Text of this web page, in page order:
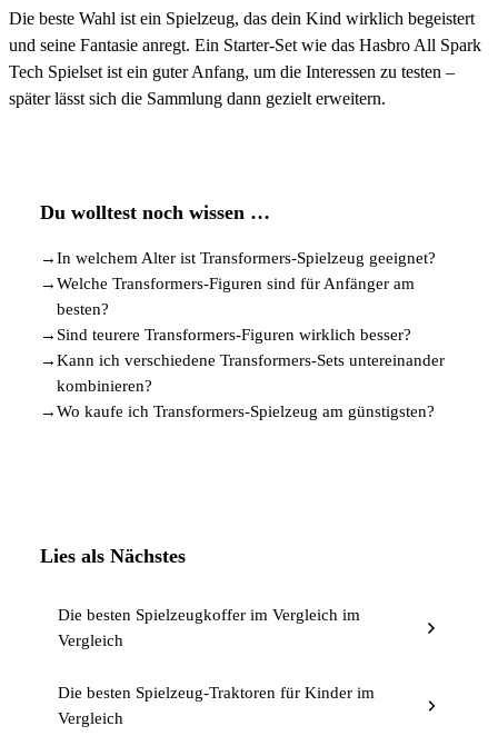
Die beste Wahl ist ein Spielzeug, das dein Kind wirklich begeistert
und seine Fantasie anregt. Ein Starter-Set wie das Hasbro All Spark
Tech Spielset ist ein guter Anfang, um die Interessen zu testen –
später lässt sich die Sammlung dann gezielt erweitern.
Du wolltest noch wissen …
→In welchem Alter ist Transformers-Spielzeug geeignet?
→Welche Transformers-Figuren sind für Anfänger am
besten?
→ Sind teurere Transformers-Figuren wirklich besser?
→Kann ich verschiedene Transformers-Sets untereinander
kombinieren?
→Wo kaufe ich Transformers-Spielzeug am günstigsten?
Lies als Nächstes
Die besten Spielzeugkoffer im Vergleich im
Vergleich
Die besten Spielzeug-Traktoren für Kinder im
Vergleich